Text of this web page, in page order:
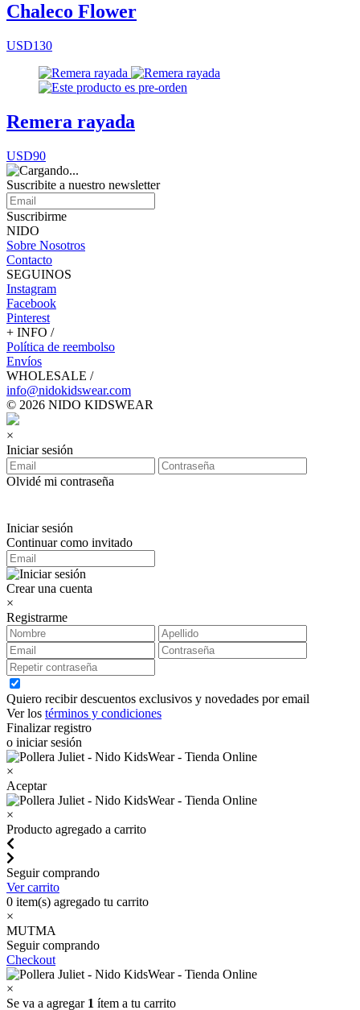
Chaleco Flower
USD130
Remera rayada
USD90
Suscribite a nuestro newsletter
Suscribirme
NIDO
Sobre Nosotros
Contacto
SEGUINOS
Instagram
Facebook
Pinterest
+ INFO /
Política de reembolso
Envíos
WHOLESALE /
info@nidokidswear.com
© 2026 NIDO KIDSWEAR
×
Iniciar sesión
Olvidé mi contraseña
Iniciar sesión
Continuar como invitado
Crear una cuenta
×
Registrarme
Quiero recibir descuentos exclusivos y novedades por email
Ver los términos y condiciones
Finalizar registro
o iniciar sesión
×
Aceptar
×
Producto agregado a carrito
Seguir comprando
Ver carrito
0 item(s) agregado tu carrito
×
MUTMA
Seguir comprando
Checkout
×
Se va a agregar 1 ítem a tu carrito